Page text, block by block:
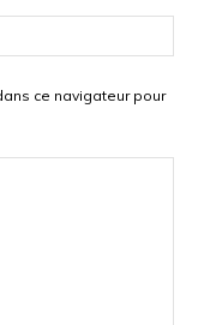
ce navigateur pour